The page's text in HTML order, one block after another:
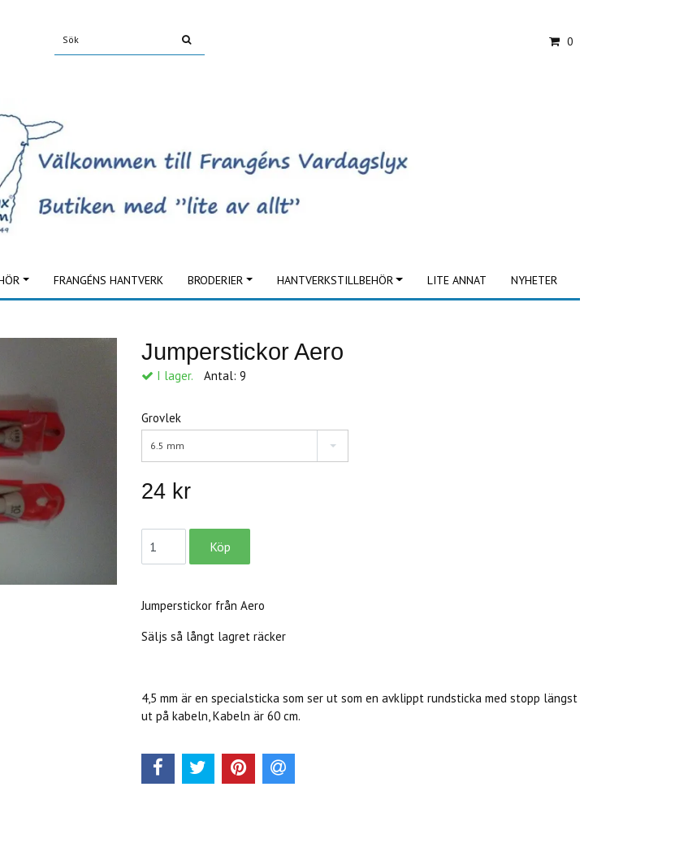
0
FRANGÉNS HANTVERK BRODERIER HANTVERKSTILLBEHÖR LITE ANNAT NYHETER
Jumperstickor Aero
I lager. Antal: 9
Grovlek
6.5 mm
24 kr
Jumperstickor från Aero
Säljs så långt lagret räcker
4,5 mm är en specialsticka som ser ut som en avklippt rundsticka med stopp längst
ut på kabeln, Kabeln är 60 cm.